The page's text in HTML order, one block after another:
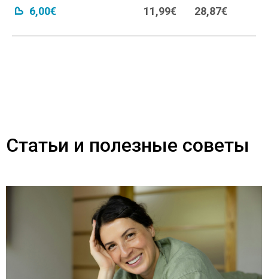
6,00€ 11,99€ 28,87€
Статьи и полезные советы